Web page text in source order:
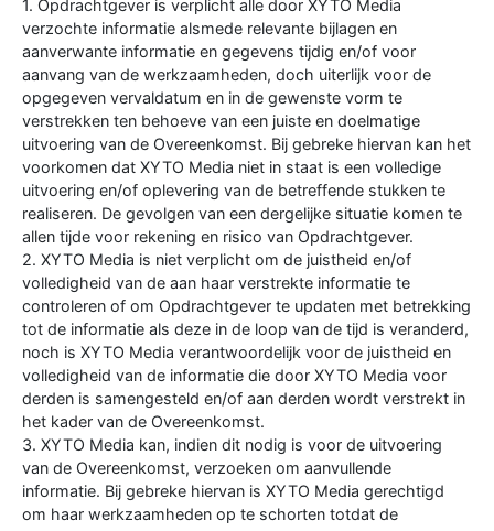
1. Opdrachtgever is verplicht alle door XYTO Media
verzochte informatie alsmede relevante bijlagen en
aanverwante informatie en gegevens tijdig en/of voor
aanvang van de werkzaamheden, doch uiterlijk voor de
opgegeven vervaldatum en in de gewenste vorm te
verstrekken ten behoeve van een juiste en doelmatige
uitvoering van de Overeenkomst. Bij gebreke hiervan kan het
voorkomen dat XYTO Media niet in staat is een volledige
uitvoering en/of oplevering van de betreffende stukken te
realiseren. De gevolgen van een dergelijke situatie komen te
allen tijde voor rekening en risico van Opdrachtgever.
2. XYTO Media is niet verplicht om de juistheid en/of
volledigheid van de aan haar verstrekte informatie te
controleren of om Opdrachtgever te updaten met betrekking
tot de informatie als deze in de loop van de tijd is veranderd,
noch is XYTO Media verantwoordelijk voor de juistheid en
volledigheid van de informatie die door XYTO Media voor
derden is samengesteld en/of aan derden wordt verstrekt in
het kader van de Overeenkomst.
3. XYTO Media kan, indien dit nodig is voor de uitvoering
van de Overeenkomst, verzoeken om aanvullende
informatie. Bij gebreke hiervan is XYTO Media gerechtigd
om haar werkzaamheden op te schorten totdat de